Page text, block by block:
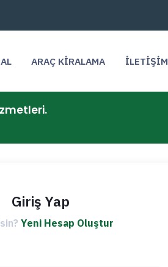
ARAÇ KİRALAMA İLETİŞİM
Giriş Yap
Yeni Hesap Oluştur